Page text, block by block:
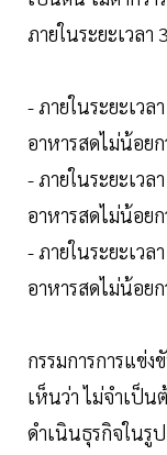
ภายในระยะเวล
- ภายในระยะเว
อาหารสดไม่น้อย
- ภายในระยะเว
อาหารสดไม่น้อย
- ภายในระยะเว
อาหารสดไม่น้อย
กรรมการการแข่ง
เห็นว่า ไม่จำเป็น
ดำเนินธุรกิจในรู